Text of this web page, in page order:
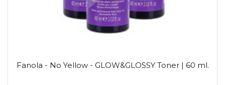
Fanola - No Yellow - GLOW&GLOSSY Toner | 60 ml.